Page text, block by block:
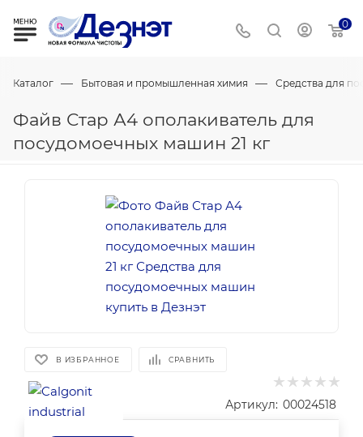
0
Каталог — Бытовая и промышленная химия — Средства для
Файв Стар А4 ополакиватель для
посудомоечных машин 21 кг
В ИЗБРАННОЕ СРАВНИТЬ
Артикул: 00024518